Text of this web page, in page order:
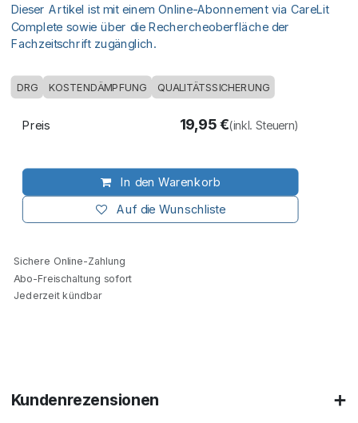
Dieser Artikel ist mit einem Online-Abonnement via CareLit
Complete sowie über die Rechercheoberfläche der
Fachzeitschrift zugänglich.
DRG KOSTENDÄMPFUNG QUALITÄTSSICHERUNG
In den Warenkorb
Auf die Wunschliste
Preis 19,95€(inkl. Steuern)
Sichere Online-Zahlung
Abo-Freischaltung sofort
Jederzeit kündbar
Kundenrezensionen